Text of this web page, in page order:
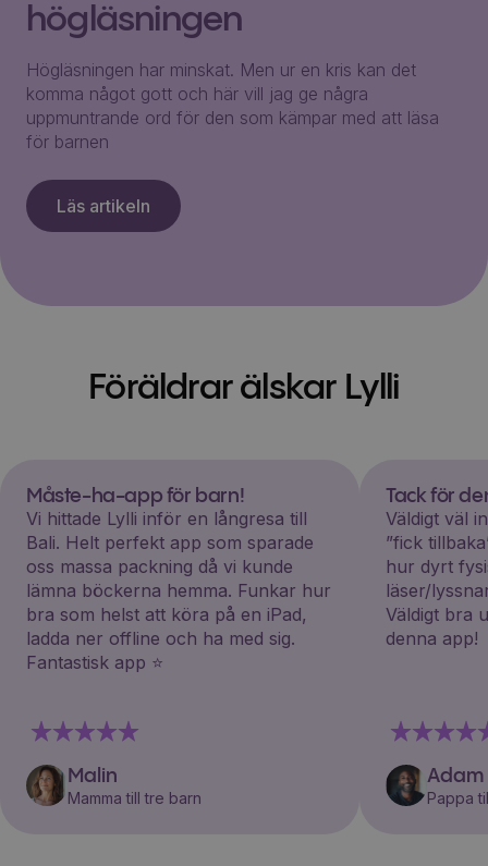
högläsningen
Högläsningen har minskat. Men ur en kris kan det
komma något gott och här vill jag ge några
uppmuntrande ord för den som kämpar med att läsa
för barnen
Läs artikeln
Föräldrar älskar Lylli
Måste-ha-app för barn!
Vi hittade Lylli inför en långresa till
Bali. Helt perfekt app som sparade
oss massa packning då vi kunde
lämna böckerna hemma. Funkar hur
bra som helst att köra på en iPad,
ladda ner offline och ha med sig.
Fantastisk app ⭐️
Malin
Mamma till tre barn
Tack för
Väldigt väl
”fick
hur dyrt
läser/
Väldigt bra
denna app!
Adam
Pappa